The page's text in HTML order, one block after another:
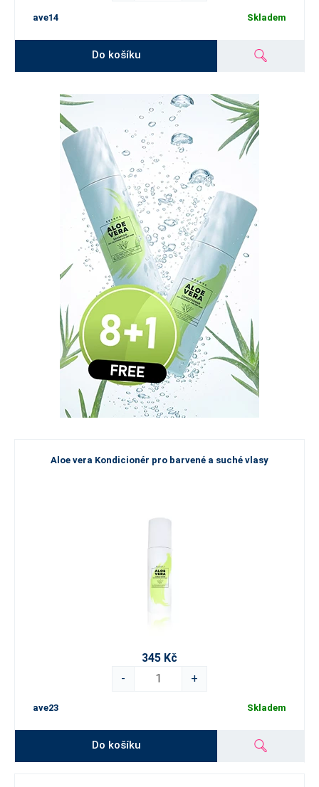
ave14 Skladem
Do košíku
Aloe vera Kondicionér pro barvené a suché vlasy
345 Kč
-
+
ave23 Skladem
Do košíku